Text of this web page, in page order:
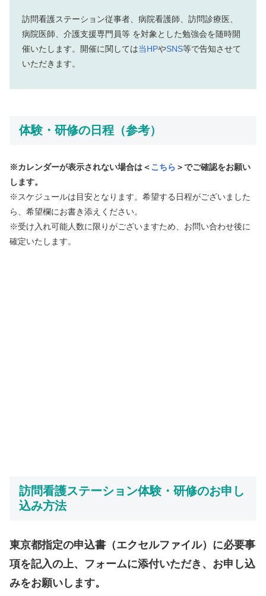
訪問看護ステーション従事者、病院看護師、訪問診療医、
病院医師、介護支援専門員等 を対象とした勉強会を随時開
催いたします。開催に関しては当HPやSNS等で告知させて
いただきます。
体験・研修の日程（参考）
※カレンダーが表示されない場合は＜ こちら ＞でご確認をお願い
します。
※スケジュールは目安となります。希望する日程がございました
ら、希望欄にお書き添えください。
※受け入れ可能人数に限りがございますため、お問い合わせ後に
確定いたします。
訪問看護ステーション体験・研修のお申し
込み方法
東京都指定の申込書（エクセルファイル）に必要事
項を記入の上、フォームに添付いただき、お申し込
みをお願いします。